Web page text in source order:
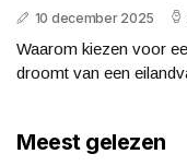
10 december 2025
Waarom kiezen voor
droomt van een
Meest gelezen